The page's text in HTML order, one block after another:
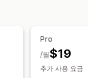
Pro
$19
/월
추가 사용 요금